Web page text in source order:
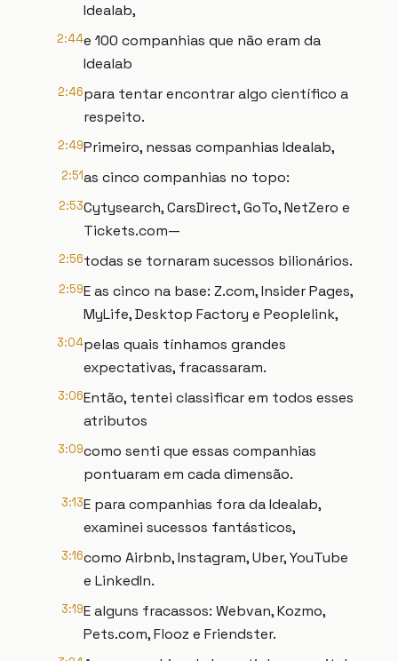
Idealab,
2:44e 100 companhias que não eram da
Idealab
2:46para tentar encontrar algo científico a
respeito.
2:49Primeiro, nessas companhias Idealab,
2:51as cinco companhias no topo:
2:53Cytysearch, CarsDirect, GoTo, NetZero e
Tickets.com—
2:56todas se tornaram sucessos bilionários.
2:59E as cinco na base: Z.com, Insider Pages,
MyLife, Desktop Factory e Peoplelink,
3:04pelas quais tínhamos grandes
expectativas, fracassaram.
3:06Então, tentei classificar em todos esses
atributos
3:09como senti que essas companhias
pontuaram em cada dimensão.
3:13E para companhias fora da Idealab,
examinei sucessos fantásticos,
3:16como Airbnb, Instagram, Uber, YouTube
e LinkedIn.
3:19E alguns fracassos: Webvan, Kozmo,
Pets.com, Flooz e Friendster.